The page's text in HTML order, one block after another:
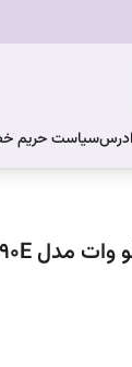
سیاست حریم